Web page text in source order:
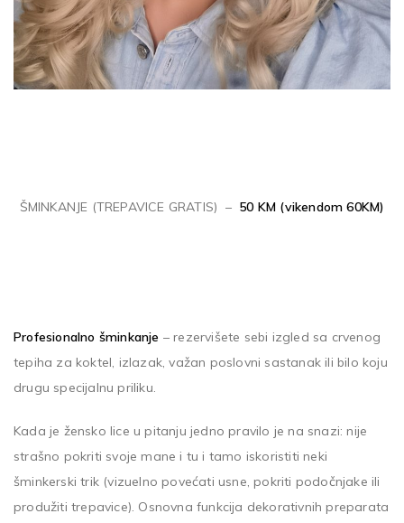
ŠMINKANJE (TREPAVICE GRATIS) – 50 KM (vikendom 60KM)
Profesionalno šminkanje – rezervišete sebi izgled sa crvenog
tepiha za koktel, izlazak, važan poslovni sastanak ili bilo koju
drugu specijalnu priliku.
Kada je žensko lice u pitanju jedno pravilo je na snazi: nije
strašno pokriti svoje mane i tu i tamo iskoristiti neki
šminkerski trik (vizuelno povećati usne, pokriti podočnjake ili
produžiti trepavice). Osnovna funkcija dekorativnih preparata